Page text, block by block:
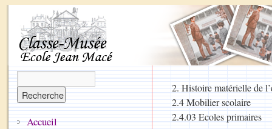
2. Histoire matérielle de
2.4 Mobilier scolaire
2.4.03 Ecoles primaires
Accueil